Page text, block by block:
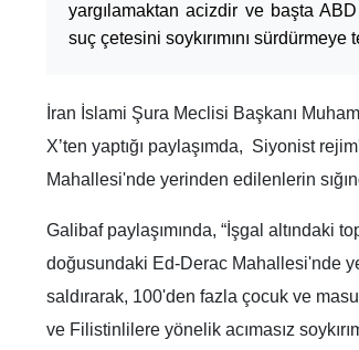
yargılamaktan acizdir ve başta
suç çetesini soykırımını sürdürmeye
İran İslami Şura Meclisi Başkanı
X’ten yaptığı paylaşımda, Siyonist
Mahallesi'nde yerinden edilenlerin
Galibaf paylaşımında, “İşgal altındaki
doğusundaki Ed-Derac Mahallesi'nde
saldırarak, 100'den fazla çocuk ve
ve Filistinlilere yönelik acımasız